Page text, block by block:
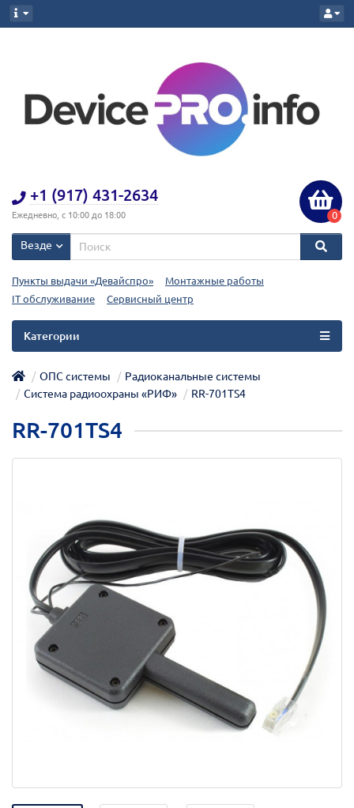
+1 (917) 431-2634
Ежедневно, с 10:00 до 18:00 0
Везде
Пункты выдачи «Девайспро»
Монтажные работы
IT обслуживание
Сервисный центр
Категории
ОПС системы
Радиоканальные системы
Система радиоохраны «РИФ»
RR-701TS4
RR-701TS4